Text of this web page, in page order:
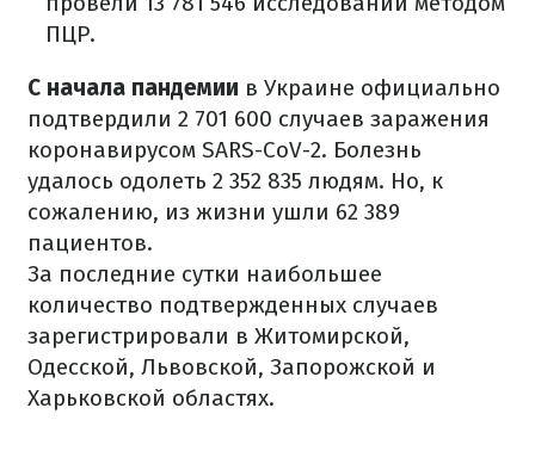
ПЦР.
С начала пандемии в Украине официально
подтвердили 2 701 600 случаев заражения
коронавирусом SARS-CoV-2. Болезнь
удалось одолеть 2 352 835 людям. Но, к
сожалению, из жизни ушли 62 389
пациентов.
За последние сутки наибольшее
количество подтвержденных случаев
зарегистрировали в Житомирской,
Одесской, Львовской, Запорожской и
Харьковской областях.